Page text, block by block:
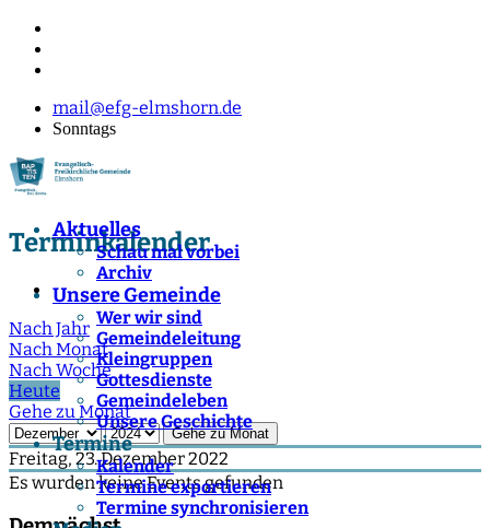
mail@efg-elmshorn.de
Sonntags
Aktuelles
Schau mal vorbei
Archiv
Unsere Gemeinde
Wer wir sind
Gemeindeleitung
Kleingruppen
Gottesdienste
Gemeindeleben
Unsere Geschichte
Termine
Kalender
Termine exportieren
Termine synchronisieren
Terminkalender
Nach Jahr
Nach Monat
Nach Woche
Heute
Gehe zu Monat
Gehe zu Monat
Freitag, 23. Dezember 2022
Es wurden keine Events gefunden